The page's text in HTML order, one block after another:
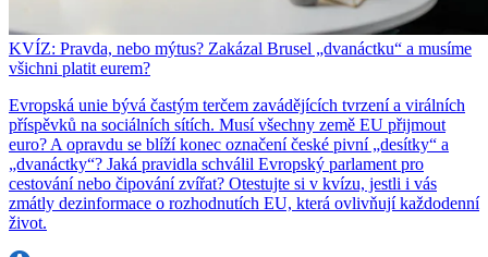
KVÍZ: Pravda, nebo mýtus? Zakázal Brusel „dvanáctku“ a musíme
všichni platit eurem?
Evropská unie bývá častým terčem zavádějících tvrzení a virálních
příspěvků na sociálních sítích. Musí všechny země EU přijmout
euro? A opravdu se blíží konec označení české pivní „desítky“ a
„dvanáctky“? Jaká pravidla schválil Evropský parlament pro
cestování nebo čipování zvířat? Otestujte si v kvízu, jestli i vás
zmátly dezinformace o rozhodnutích EU, která ovlivňují každodenní
život.